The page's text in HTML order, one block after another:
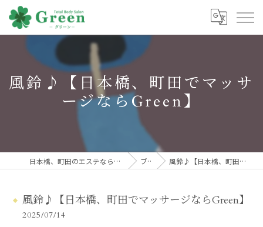
風鈴♪【日本橋、町田でマッサ
ージならGreen】
日本橋、町田のエステならトータルボディサロンGreen ブログ 風鈴♪【日本橋、町田でマッサージならGreen】
風鈴♪【日本橋、町田でマッサージならGreen】
2025/07/14